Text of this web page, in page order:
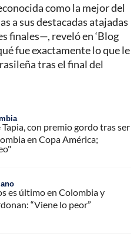
como la mejor del
a sus destacadas atajadas
finales—, reveló en ‘Blog
fue exactamente lo que le
tras el final del
con premio gordo tras ser
en Copa América;
es último en Colombia y
“Viene lo peor”